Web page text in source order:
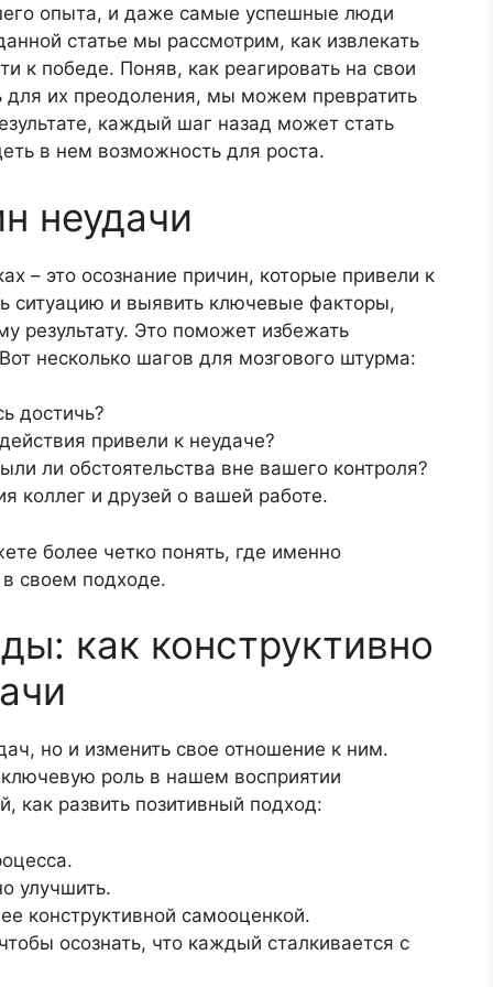
опыта, и даже самые успешные люди
статье мы рассмотрим, как извлекать
к победе. Поняв, как реагировать на свои
для их преодоления, мы можем превратить
каждый шаг назад может стать
в нем возможность для роста.
неудачи
– это осознание причин, которые привели к
ситуацию и выявить ключевые факторы,
результату. Это поможет избежать
несколько шагов для мозгового штурма:
достичь?
привели к неудаче?
ли обстоятельства вне вашего контроля?
коллег и друзей о вашей работе.
более четко понять, где именно
своем подходе.
как конструктивно
но и изменить свое отношение к ним.
ключевую роль в нашем восприятии
как развить позитивный подход:
улучшить.
конструктивной самооценкой.
осознать, что каждый сталкивается с